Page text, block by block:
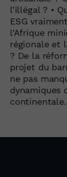
l’illégal ? •
ESG
l’Afrique
régionale et
? De la
projet du
ne pas
dynamiques